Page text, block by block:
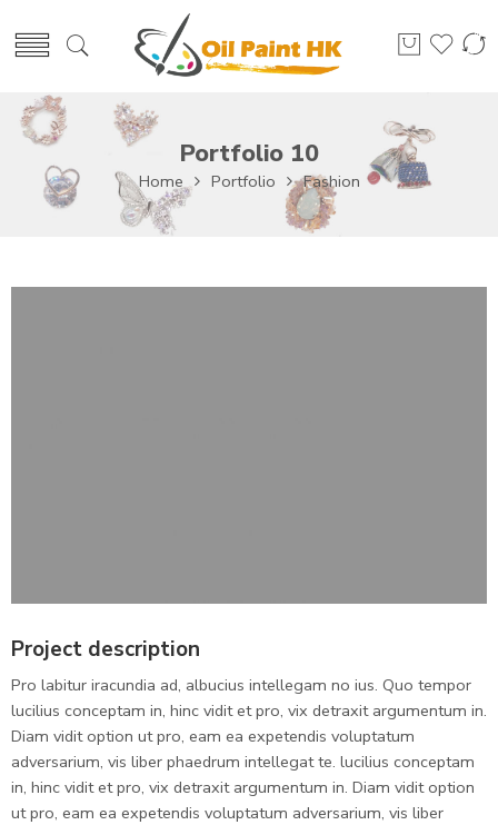
Portfolio 10
Home Portfolio Fashion
Project description
Pro labitur iracundia ad, albucius intellegam no ius. Quo tempor
lucilius conceptam in, hinc vidit et pro, vix detraxit argumentum in.
Diam vidit option ut pro, eam ea expetendis voluptatum
adversarium, vis liber phaedrum intellegat te. lucilius conceptam
in, hinc vidit et pro, vix detraxit argumentum in. Diam vidit option
ut pro, eam ea expetendis voluptatum adversarium, vis liber